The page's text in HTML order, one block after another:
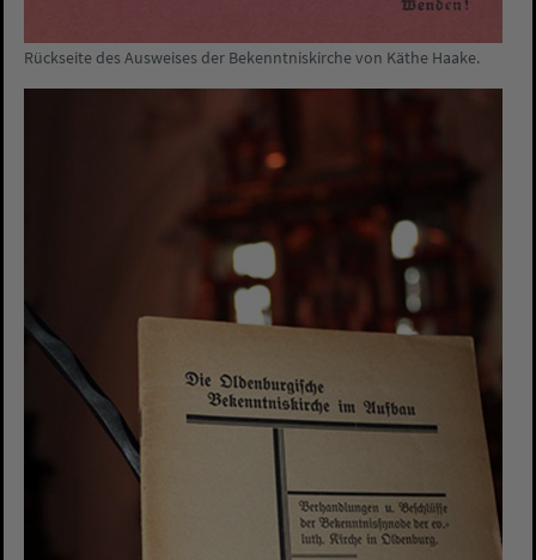
Rückseite des Ausweises der Bekenntniskirche von Käthe Haake.